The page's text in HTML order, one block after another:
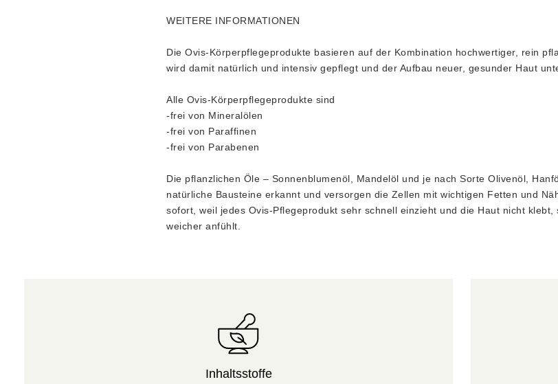
WEITERE INFORMATIONEN
Die Ovis-Körperpflegeprodukte basieren auf der Kombination hochwertiger, rein
wird damit natürlich und intensiv gepflegt und der Aufbau neuer, gesunder Haut
Alle Ovis-Körperpflegeprodukte sind
-frei von Mineralölen
-frei von Paraffinen
-frei von Parabenen
Die pflanzlichen Öle – Sonnenblumenöl, Mandelöl und je nach Sorte Olivenöl,
natürliche Bausteine erkannt und versorgen die Zellen mit wichtigen Fetten und
sofort, weil jedes Ovis-Pflegeprodukt sehr schnell einzieht und die Haut nicht
weicher anfühlt.
Inhaltsstoffe